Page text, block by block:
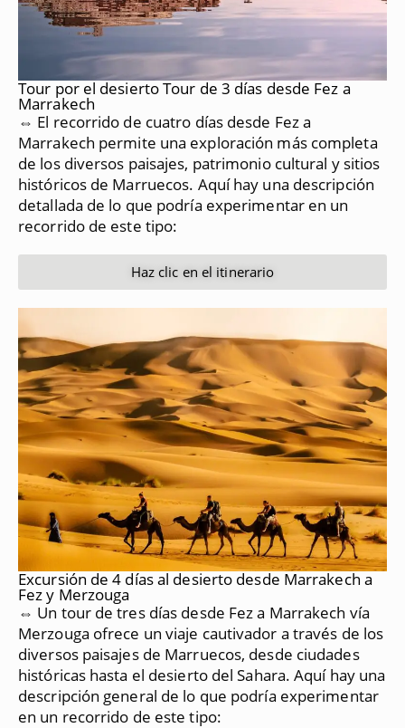
Tour por el desierto Tour de 3 días desde Fez a
Marrakech
⇔ El recorrido de cuatro días desde Fez a
Marrakech permite una exploración más completa
de los diversos paisajes, patrimonio cultural y sitios
históricos de Marruecos. Aquí hay una descripción
detallada de lo que podría experimentar en un
recorrido de este tipo:
Haz clic en el itinerario
Excursión de 4 días al desierto desde Marrakech a
Fez y Merzouga
⇔ Un tour de tres días desde Fez a Marrakech vía
Merzouga ofrece un viaje cautivador a través de los
diversos paisajes de Marruecos, desde ciudades
históricas hasta el desierto del Sahara. Aquí hay una
descripción general de lo que podría experimentar
en un recorrido de este tipo: